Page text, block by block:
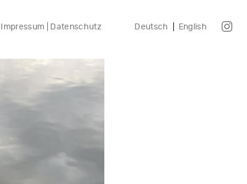
Impressum | Datenschutz Deutsch English